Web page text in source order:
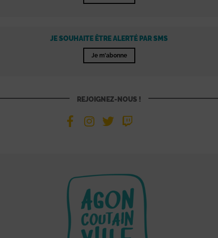
JE SOUHAITE ÊTRE ALERTÉ PAR SMS
Je m'abonne
REJOIGNEZ-NOUS !